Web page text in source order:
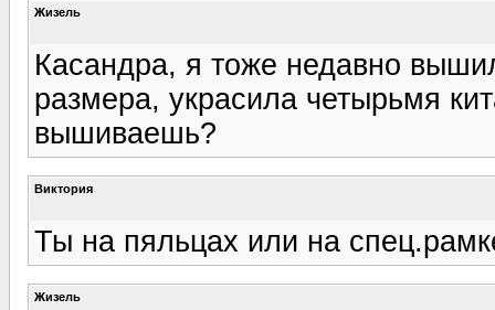
Жизель
Касандра, я тоже недавно
размера, украсила четырьмя
вышиваешь?
Виктория
Ты на пяльцах или на
Жизель